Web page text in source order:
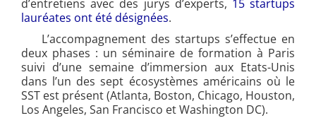
d’entretiens avec des jurys d’experts, 15 startups
lauréates ont été désignées.
L’accompagnement des startups s’effectue en
deux phases : un séminaire de formation à Paris
suivi d’une semaine d’immersion aux Etats-Unis
dans l’un des sept écosystèmes américains où le
SST est présent (Atlanta, Boston, Chicago, Houston,
Los Angeles, San Francisco et Washington DC).